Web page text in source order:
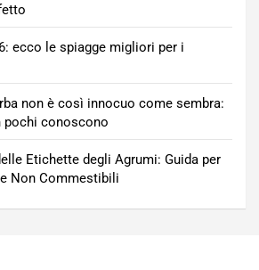
ecco le spiagge migliori per i
non è così innocuo come sembra:
pochi conoscono
Etichette degli Agrumi: Guida per
Non Commestibili